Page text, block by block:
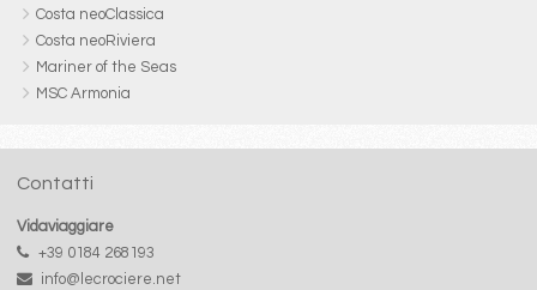
Costa neoClassica
Costa neoRiviera
Mariner of the Seas
MSC Armonia
Contatti
Vidaviaggiare
+39 0184 268193
info@lecrociere.net